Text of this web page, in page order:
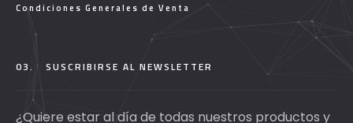
Condiciones Generales de Venta
03. SUSCRIBIRSE AL NEWSLETTER
¿Quiere estar al día de todas nuestros productos y